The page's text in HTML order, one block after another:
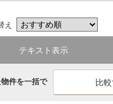
え
テキスト表示
件を一括で